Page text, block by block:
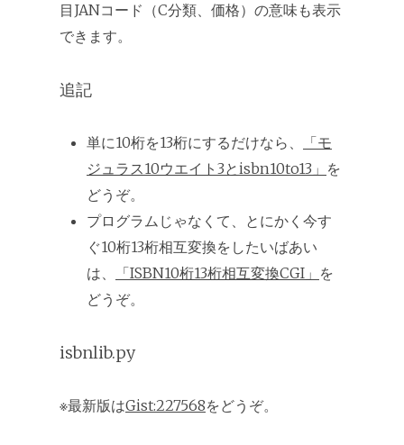
目JANコード（C分類、価格）の意味も表示
できます。
追記
単に10桁を13桁にするだけなら、
「モ
ジュラス10ウエイト3とisbn10to13」 を
どうぞ。
プログラムじゃなくて、とにかく今す
ぐ10桁13桁相互変換をしたいばあい
は、
「ISBN10桁13桁相互変換CGI」 を
どうぞ。
isbnlib.py
※最新版はGist:227568をどうぞ。